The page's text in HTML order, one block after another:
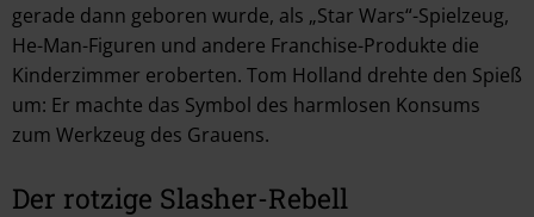
gerade dann geboren wurde, als „Star Wars“-Spielzeug,
He-Man-Figuren und andere Franchise-Produkte die
Kinderzimmer eroberten. Tom Holland drehte den Spieß
um: Er machte das Symbol des harmlosen Konsums
zum Werkzeug des Grauens.
Der rotzige Slasher-Rebell